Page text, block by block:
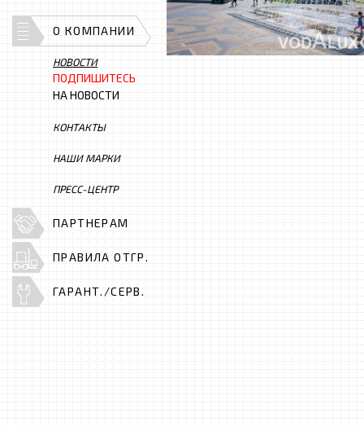
О КОМПАНИИ
НОВОСТИ
ПОДПИШИТЕСЬ
НА НОВОСТИ
КОНТАКТЫ
НАШИ МАРКИ
ПРЕСС-ЦЕНТР
ПАРТНЕРАМ
ПРАВИЛА ОТГР.
ГАРАНТ./СЕРВ.